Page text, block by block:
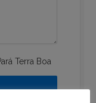
Terra Boa